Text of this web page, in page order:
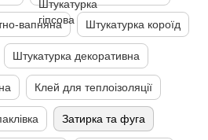
вапняна Штукатурка короїд
Штукатурка декоративна
Клей для теплоізоляції
Затирка та фуга